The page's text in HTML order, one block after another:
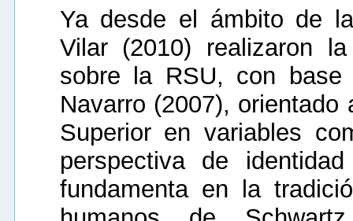
Ya desde el ámbito de
Vilar (2010) realizaron
sobre la RSU, con
Navarro (2007),
Superior en variables
perspectiva de
fundamenta en la